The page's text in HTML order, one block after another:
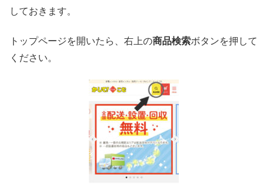
しておきます。
トップページを開いたら、右上の商品検索ボタンを押して
ください。